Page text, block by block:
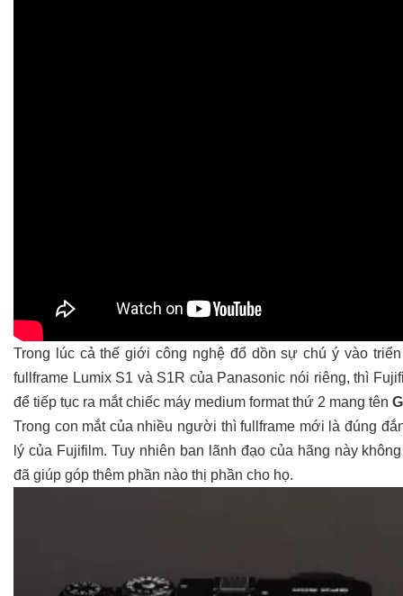
Trong lúc cả thế giới công nghệ đổ dồn sự chú ý vào
fullframe Lumix S1 và S1R của Panasonic nói riêng, thì
để tiếp tục ra mắt chiếc máy medium format thứ 2 mang tên
Trong con mắt của nhiều người thì fullframe mới là đúng
lý của Fujifilm. Tuy nhiên ban lãnh đạo của hãng này
đã giúp góp thêm phần nào thị phần cho họ.